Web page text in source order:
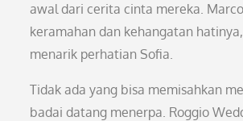
awal dari cerita cinta mereka.
keramahan dan kehangatan
menarik perhatian Sofia.
Tidak ada yang bisa memisahkan
badai datang menerpa. Roggio